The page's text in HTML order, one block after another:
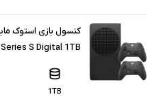
Series S Digital 1TB دو دسته
1TB